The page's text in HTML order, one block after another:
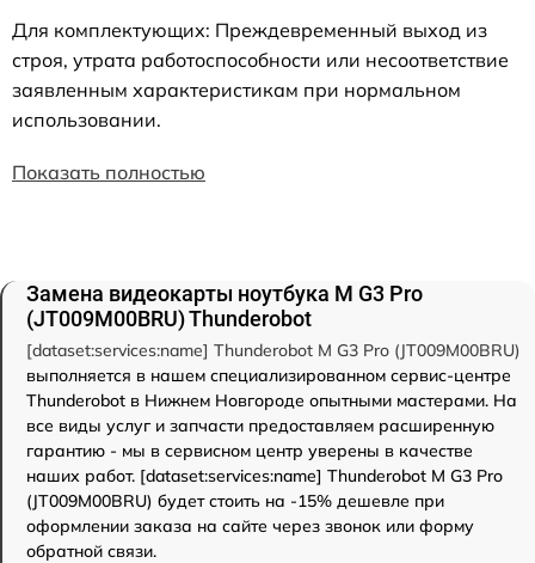
Для комплектующих: Преждевременный выход из
строя, утрата работоспособности или несоответствие
заявленным характеристикам при нормальном
использовании.
Показать полностью
Замена видеокарты ноутбука M G3 Pro
(JT009M00BRU) Thunderobot
[dataset:services:name] Thunderobot M G3 Pro (JT009M00BRU)
выполняется в нашем специализированном сервис-центре
Thunderobot в Нижнем Новгороде опытными мастерами. На
все виды услуг и запчасти предоставляем расширенную
гарантию - мы в сервисном центр уверены в качестве
наших работ. [dataset:services:name] Thunderobot M G3 Pro
(JT009M00BRU) будет стоить на -15% дешевле при
оформлении заказа на сайте через звонок или форму
обратной связи.